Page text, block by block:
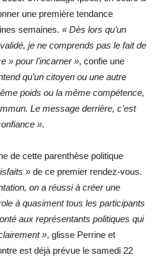
une première tendance
semaines. « Dès lors qu’un
je ne comprends pas le fait de
» pour l’incarner », confie une
qu’un citoyen ou une autre
poids ou la même compétence,
Le message derrière, c’est
».
de cette parenthèse politique
» de ce premier rendez-vous.
on a réussi à créer une
à quasiment tous les participants
aux représentants politiques qui
», glisse Perrine et
est déjà prévue le samedi 22